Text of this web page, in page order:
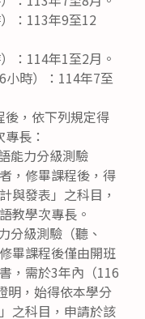
：113年9至12
：114年1至2月。
時）：114年7至
後，依下列規定得
長：
能力分級測驗
，修畢課程後，得
與發表」之科目，
教學次專長。
分級測驗（聽、
畢課程後僅由開班
，需於3年內（116
明，始得依本學分
之科目，申請於該